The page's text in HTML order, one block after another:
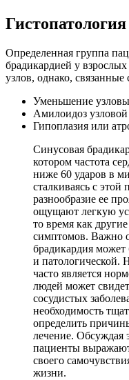
Гистопатология
Определенная группа
брадикардией у
узлов, однако,
Уменьшение
Амилоидоз узловой
Гипоплазия или
Синусовая
котором частота
ниже 60 ударов в
сталкиваясь с
разнообразие ее
ощущают легкую
то время как
симптомов. Важно
брадикардия может
и патологической.
часто является
людей может
сосудистых
необходимость
определить
лечение. Обсуждая
пациенты
своего
жизни.